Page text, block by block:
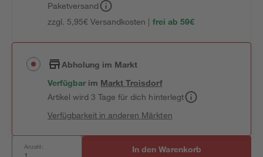
Paketversand
zzgl. 5,95€ Versandkosten | frei ab 59€
Abholung im Markt
Verfügbar im MarktTroisdorf
Artikel wird 3 Tage für dich hinterlegt
Verfügbarkeit in anderen Märkten
Anzahl: In den Warenkorb